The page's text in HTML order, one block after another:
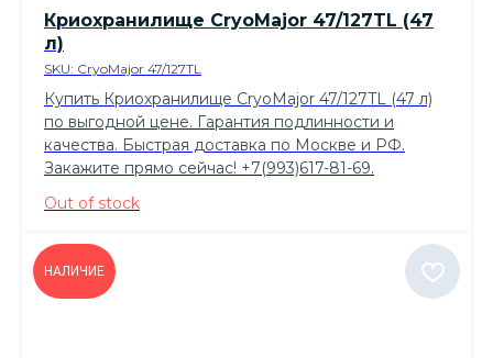
Криохранилище CryoMajor 47/127TL (47
л)
SKU: CryoMajor 47/127TL
Купить Криохранилище CryoMajor 47/127TL (47 л)
по выгодной цене. Гарантия подлинности и
качества. Быстрая доставка по Москве и РФ.
Закажите прямо сейчас! +7(993)617-81-69.
Out of stock
НАЛИЧИЕ